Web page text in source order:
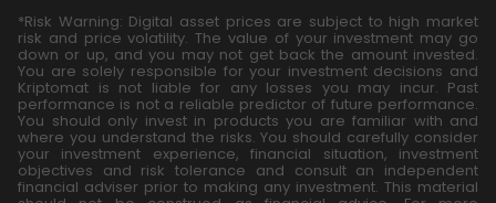
*Risk Warning: Digital asset prices are subject to high market
risk and price volatility. The value of your investment may go
down or up, and you may not get back the amount invested.
You are solely responsible for your investment decisions and
Kriptomat is not liable for any losses you may incur. Past
performance is not a reliable predictor of future performance.
You should only invest in products you are familiar with and
where you understand the risks. You should carefully consider
your investment experience, financial situation, investment
objectives and risk tolerance and consult an independent
financial adviser prior to making any investment. This material